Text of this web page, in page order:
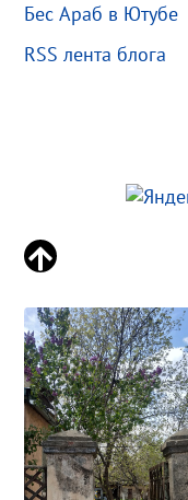
Бес Араб в Ютубе
RSS лента блога